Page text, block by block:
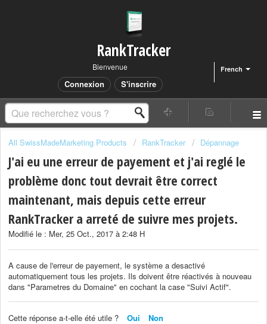
RankTracker
French
Bienvenue
Connexion S'inscrire
All SwissMadeMarketing Products RankTracker Dépannage
J'ai eu une erreur de payement et j'ai reglé le
problème donc tout devrait être correct
maintenant, mais depuis cette erreur
RankTracker a arreté de suivre mes projets.
Modifié le : Mer, 25 Oct., 2017 à 2:48 H
A cause de l'erreur de payement, le système a desactivé
automatiquement tous les projets. Ils doivent être réactivés à nouveau
dans "Parametres du Domaine" en cochant la case "Suivi Actif".
Cette réponse a-t-elle été utile ? Oui Non